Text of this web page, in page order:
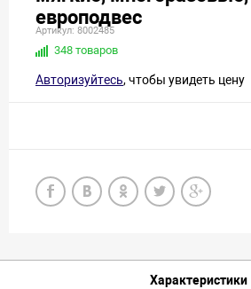
европодвес
Артикул: 8002485
348 товаров
Авторизуйтесь, чтобы увидеть цену
Характеристики